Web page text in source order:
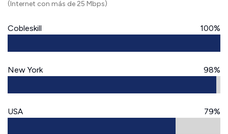
(Internet con más de 25 Mbps)
Cobleskill 100%
New York 98%
USA 79%